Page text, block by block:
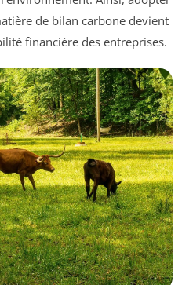
de bilan carbone devient
financière des entreprises.